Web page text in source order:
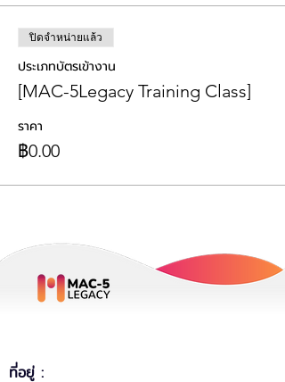
ปิดจำหน่ายแล้ว
ประเภทบัตรเข้างาน
[MAC-5Legacy Training Class]
ราคา
฿0.00
ที่อยู่ :